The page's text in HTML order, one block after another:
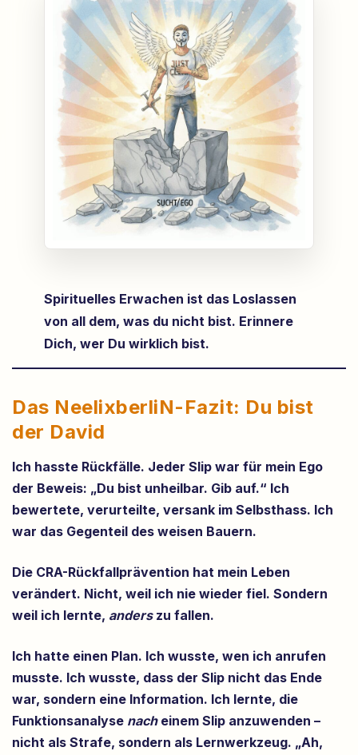
Spirituelles Erwachen ist das Loslassen
von all dem, was du nicht bist. Erinnere
Dich, wer Du wirklich bist.
Das NeelixberliN-Fazit: Du bist
der David
Ich hasste Rückfälle. Jeder Slip war für mein Ego
der Beweis: „Du bist unheilbar. Gib auf.“ Ich
bewertete, verurteilte, versank im Selbsthass. Ich
war das Gegenteil des weisen Bauern.
Die CRA-Rückfallprävention hat mein Leben
verändert. Nicht, weil ich nie wieder fiel. Sondern
weil ich lernte, anderszu fallen.
Ich hatte einen Plan. Ich wusste, wen ich anrufen
musste. Ich wusste, dass der Slip nicht das Ende
war, sondern eine Information. Ich lernte, die
Funktionsanalyse nacheinem Slip anzuwenden –
nicht als Strafe, sondern als Lernwerkzeug. „Ah,